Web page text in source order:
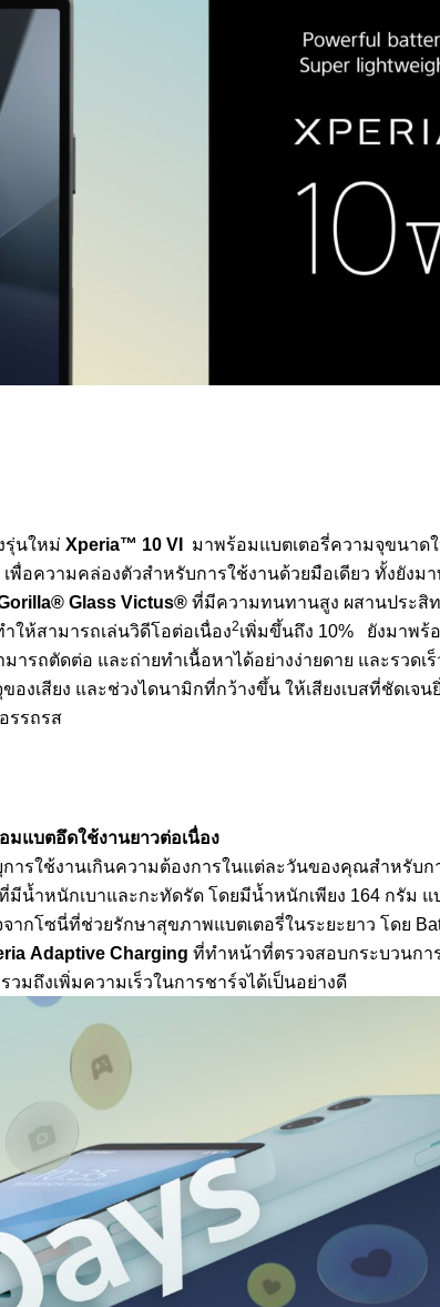
รุ่นใหม่ Xperia™ 10 VI มาพร้อมแบตเตอรี่ความจุขนาด
อความคล่องตัวสำหรับการใช้งานด้วยมือเดียว ทั้งยังม
Glass Victus®ที่มีความทนทานสูง ผสานประสิ
ให้สามารถเล่นวิดีโอต่อเนื่อง2เพิ่มขึ้นถึง 10% ยังมาพร้
ารถตัดต่อ และถ่ายทำเนื้อหาได้อย่างง่ายดาย และรวดเ
งเสียง และช่วงไดนามิกที่กว้างขึ้น ให้เสียงเบสที่ชัดเจน
รรถรส
แบตอึดใช้งานยาวต่อเนื่อง
ารใช้งานเกินความต้องการในแต่ละวันของคุณสำหรับก
น้ำหนักเบาและกะทัดรัด โดยมีน้ำหนักเพียง 164 กรัม แ
ากโซนี่ที่ช่วยรักษาสุขภาพแบตเตอรี่ในระยะยาว โดย
Adaptive Charging ที่ทำหน้าที่ตรวจสอบกระบวนกา
มถึงเพิ่มความเร็วในการชาร์จได้เป็นอย่างดี